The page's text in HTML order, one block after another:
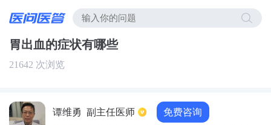
胃出血的症状有哪些
21642 次浏览
谭维勇 副主任医师 免费咨询